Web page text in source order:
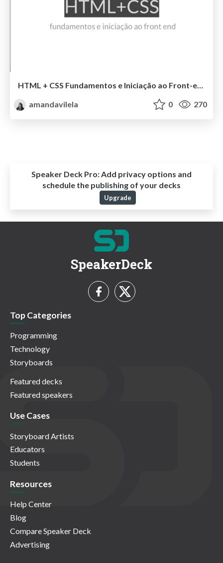
HTML + CSS Fundamentos e Iniciação ao Front-end
amandavilela
0 270
Speaker Deck Pro: Add privacy options and
schedule the publishing of your decks
Upgrade
SpeakerDeck
Top Categories
Programming
Technology
Storyboards
Featured decks
Featured speakers
Use Cases
Storyboard Artists
Educators
Students
Resources
Help Center
Blog
Compare Speaker Deck
Advertising